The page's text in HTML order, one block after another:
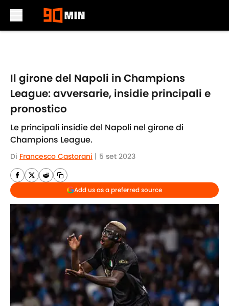
Il girone del Napoli in Champions
League: avversarie, insidie principali e
pronostico
Le principali insidie del Napoli nel girone di
Champions League.
Di Francesco Castorani | 5 set 2023
Add us as a preferred source